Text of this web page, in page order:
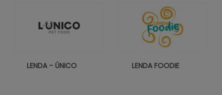
LENDA - ÚNICO LENDA FOODIE